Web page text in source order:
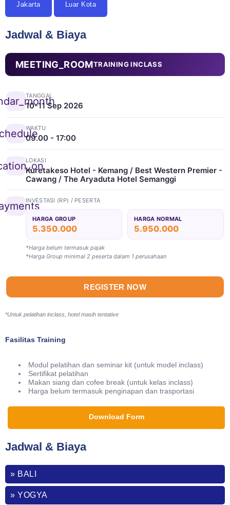
Jakarta Luar Kota
Jadwal & Biaya
MEETING_ROOMTRAINING INCLASS
TANGGAL
10-11 Sep 2026
WAKTU
09.00 - 17:00
LOKASI
Kuretakeso Hotel - Kemang / Best Western Premier -
Cawang / The Aryaduta Hotel Semanggi
INVESTASI (RP) / PESERTA
HARGA GROUP
5.350.000
HARGA NORMAL
5.950.000
*Harga belum termasuk pajak
*Harga Group minimal 2 peserta dalam 1 perusahaan
REGISTER NOW
*Untuk pelatihan inclass, hotel masih tentative
Fasilitas Training
Modul pelatihan dan seminar kit (untuk model inclass)
Sertifikat pelatihan
Makan siang dan cofee break (untuk kelas inclass)
Harga belum termasuk penginapan dan trasportasi
Download Form
Jadwal & Biaya
» BALI
» YOGYA